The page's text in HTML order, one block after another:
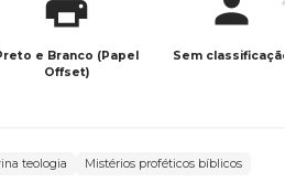
e Branco (Papel
Offset)
Sem classificação
teologia
Mistérios proféticos bíblicos